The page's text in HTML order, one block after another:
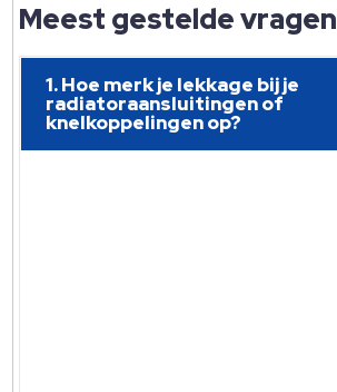
Meest gestelde vragen
1. Hoe merk je lekkage bij je
radiatoraansluitingen of
knelkoppelingen op?